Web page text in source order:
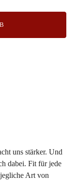
uns stärker. Und
dabei. Fit für jede
Art von